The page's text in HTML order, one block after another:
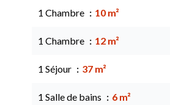
1 Chambre 10 m²
1 Chambre 12 m²
1 Séjour 37 m²
1 Salle de bains 6 m²